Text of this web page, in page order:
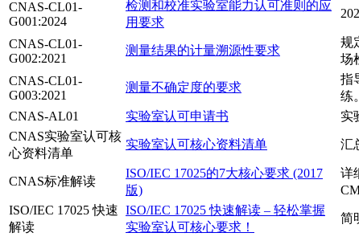
CNAS-CL01-
G001:2024
检测和校准实验室能力认可准则的应
用要求
CNAS-CL01-
G002:2021
测量结果的计量溯源性要求
规
场
CNAS-CL01-
G003:2021
测量不确定度的要求
指
练。
CNAS-AL01
实验室认可申请书
实
CNAS实验室认可核
心资料清单
实验室认可核心资料清单 汇
CNAS标准解读
ISO/IEC 17025的7大核心要求 (2017
版)
详
ISO/IEC 17025 快速
解读
ISO/IEC 17025 快速解读 – 轻松掌握
实验室认可核心要求！
简